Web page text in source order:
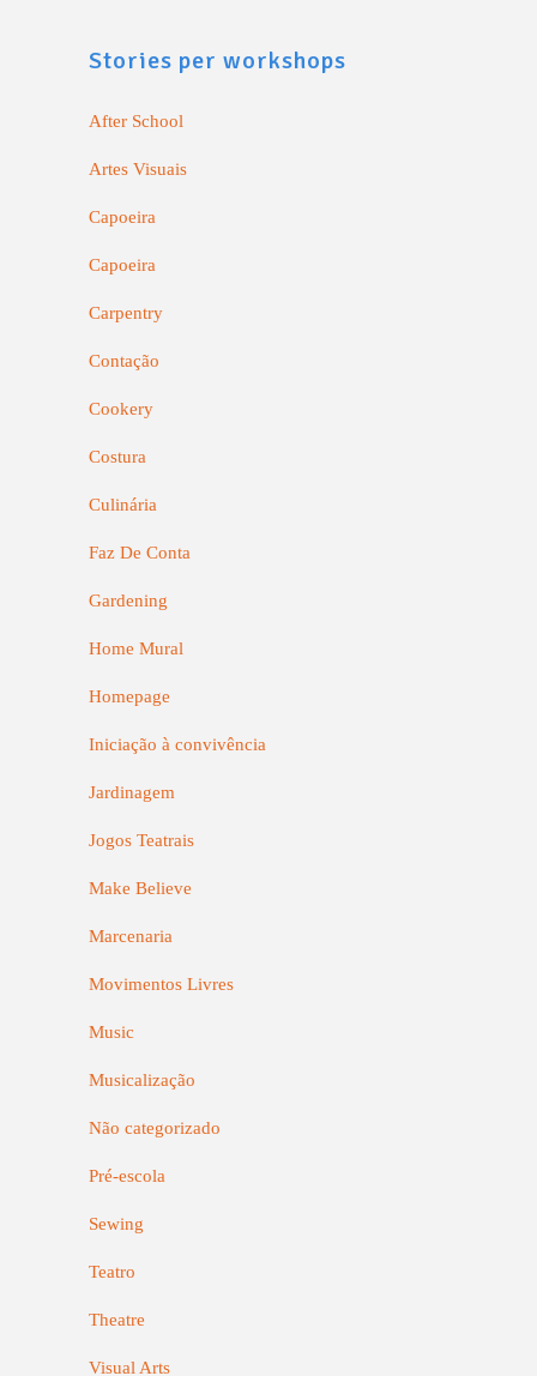
Stories per workshops
After School
Artes Visuais
Capoeira
Capoeira
Carpentry
Contação
Cookery
Costura
Culinária
Faz De Conta
Gardening
Home Mural
Homepage
Iniciação à convivência
Jardinagem
Jogos Teatrais
Make Believe
Marcenaria
Movimentos Livres
Music
Musicalização
Não categorizado
Pré-escola
Sewing
Teatro
Theatre
Visual Arts